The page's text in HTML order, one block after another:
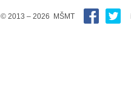
© 2013 – 2026 MŠMT